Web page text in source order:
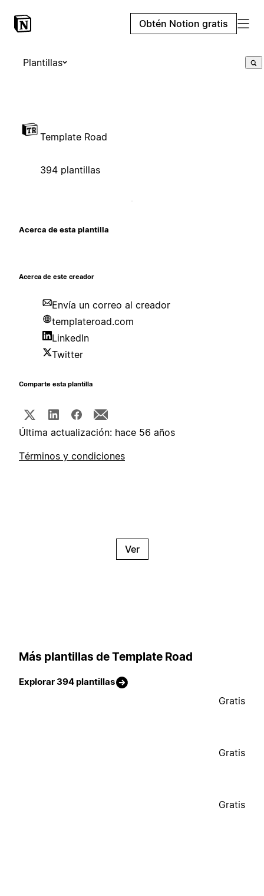
Obtén Notion gratis
Plantillas
Template Road
394 plantillas
Acerca de esta plantilla
Acerca de este creador
Envía un correo al creador
templateroad.com
LinkedIn
Twitter
Comparte esta plantilla
Última actualización: hace 56 años
Términos y condiciones
Ver
Más plantillas de Template Road
Explorar 394 plantillas
Gratis
Gratis
Gratis